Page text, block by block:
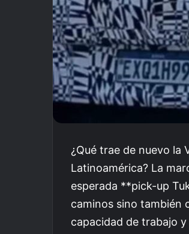
¿Qué trae de nuevo la
Latinoamérica? La
esperada **pick-up
caminos sino también
capacidad de trabajo